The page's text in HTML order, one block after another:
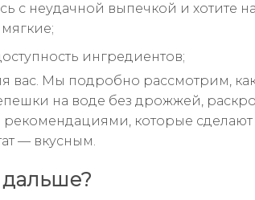
с неудачной выпечкой и хотите
ингредиентов;
вас. Мы подробно рассмотрим,
на воде без дрожжей,
рекомендациями, которые
— вкусным.
дальше?